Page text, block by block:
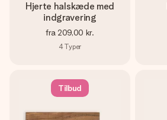
Hjerte halskæde med
indgravering
fra 209,00 kr.
4Typer
Tilbud